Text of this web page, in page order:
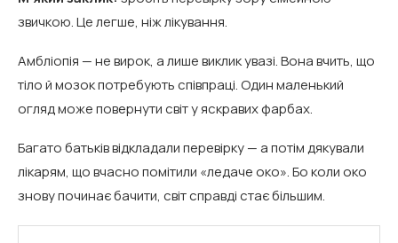
звичкою. Це легше, ніж лікування.
Амбліопія — не вирок, а лише виклик увазі. Вона вчить, що
тіло й мозок потребують співпраці. Один маленький
огляд може повернути світ у яскравих фарбах.
Багато батьків відкладали перевірку — а потім дякували
лікарям, що вчасно помітили «ледаче око». Бо коли око
знову починає бачити, світ справді стає більшим.